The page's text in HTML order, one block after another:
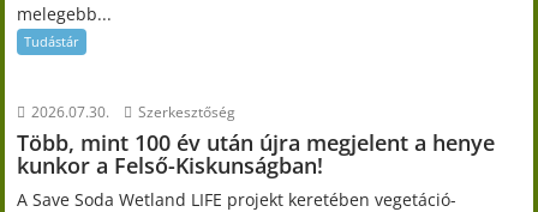
melegebb...
Tudástár
2026.07.30. Szerkesztőség
Több, mint 100 év után újra megjelent a henye
kunkor a Felső-Kiskunságban!
A Save Soda Wetland LIFE projekt keretében vegetáció-